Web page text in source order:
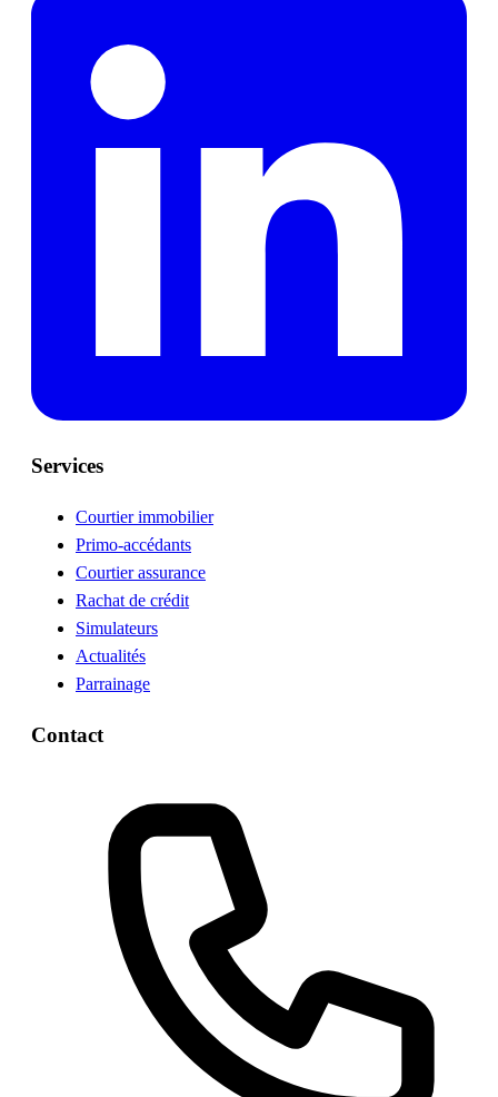
Services
Courtier immobilier
Primo-accédants
Courtier assurance
Rachat de crédit
Simulateurs
Actualités
Parrainage
Contact